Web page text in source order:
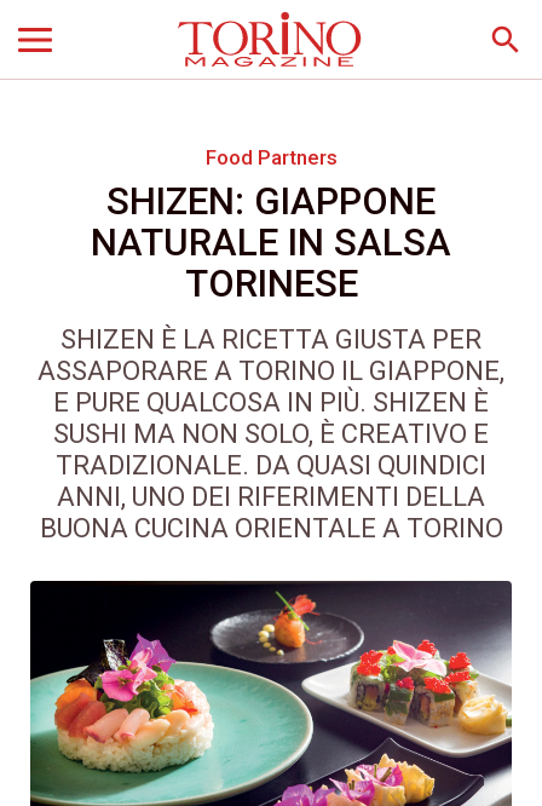
search
Food Partners
SHIZEN: GIAPPONE
NATURALE IN SALSA
TORINESE
SHIZEN È LA RICETTA GIUSTA PER
ASSAPORARE A TORINO IL GIAPPONE,
E PURE QUALCOSA IN PIÙ. SHIZEN È
SUSHI MA NON SOLO, È CREATIVO E
TRADIZIONALE. DA QUASI QUINDICI
ANNI, UNO DEI RIFERIMENTI DELLA
BUONA CUCINA ORIENTALE A TORINO